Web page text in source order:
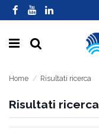
Home Risultati ricerca
Risultati ricerca